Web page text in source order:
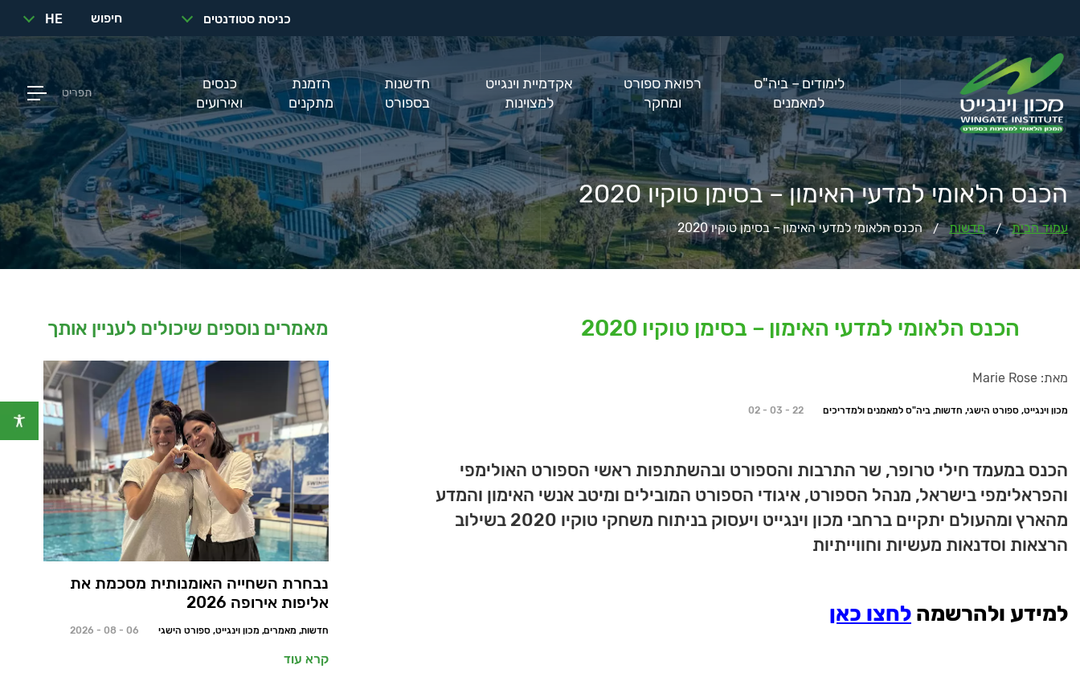
כניסת סטודנטים חיפוש HE
לימודים – ביה"ס
למאמנים
רפואת ספורט
ומחקר
אקדמיית וינגייט
למצוינות
חדשנות
בספורט
הזמנת
מתקנים
כנסים
ואירועים
תפריט
הכנס הלאומי למדעי האימון – בסימן טוקיו 2020
עמוד הבית / חדשות / הכנס הלאומי למדעי האימון – בסימן טוקיו 2020
הכנס הלאומי למדעי האימון – בסימן טוקיו 2020
מאת: Marie Rose
מכון וינגייט, ספורט הישגי, חדשות, ביה"ס למאמנים ולמדריכים 02 - 03 - 22
הכנס במעמד חילי טרופר, שר התרבות והספורט ובהשתתפות ראשי הספורט האולימפי
והפראלימפי בישראל, מנהל הספורט, איגודי הספורט המובילים ומיטב אנשי האימון והמדע
מהארץ ומהעולם יתקיים ברחבי מכון וינגייט ויעסוק בניתוח משחקי טוקיו 2020 בשילוב
הרצאות וסדנאות מעשיות וחווייתיות
למידע ולהרשמה לחצו כאן
מאמרים נוספים שיכולים לעניין אותך
נבחרת השחייה האומנותית מסכמת את
אליפות אירופה 2026
חדשות, מאמרים, מכון וינגייט, ספורט הישגי 06 - 08 - 2026
קרא עוד